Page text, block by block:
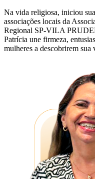
Na vida religiosa, iniciou
associações locais da
Regional SP-VILA
Patrícia une firmeza,
mulheres a descobrirem